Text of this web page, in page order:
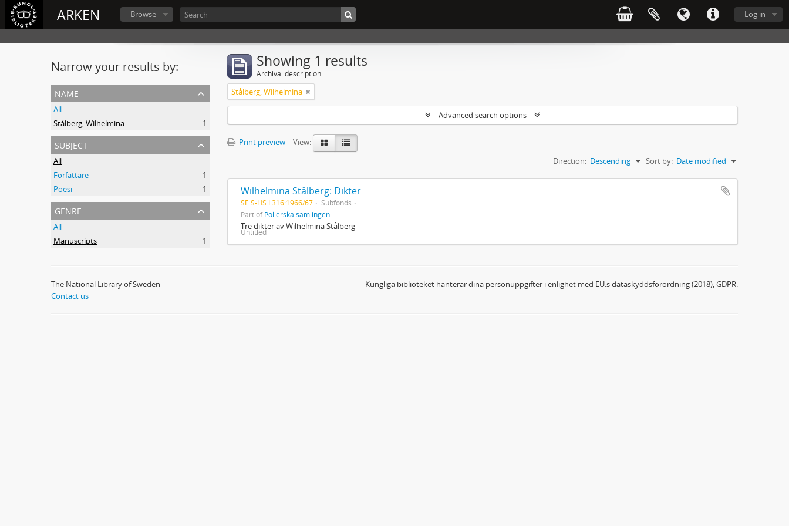
ARKEN Log in
Browse
Narrow your results by:
name
All
Stålberg, Wilhelmina
1
subject
All
Författare
1
Poesi
1
genre
All
Manuscripts
1
Showing 1 results
Archival description
Stålberg, Wilhelmina
Advanced search options
Print preview
View:
Sort by: Date modified
Direction: Descending
Wilhelmina Stålberg: Dikter
SE S-HS L316:1966/67
Subfonds
Part ofPollerska samlingen
Tre dikter av Wilhelmina Stålberg
Untitled
The National Library of Sweden
Contact us
Kungliga biblioteket hanterar dina personuppgifter i enlighet med EU:s dataskyddsförordning (2018), GDPR.